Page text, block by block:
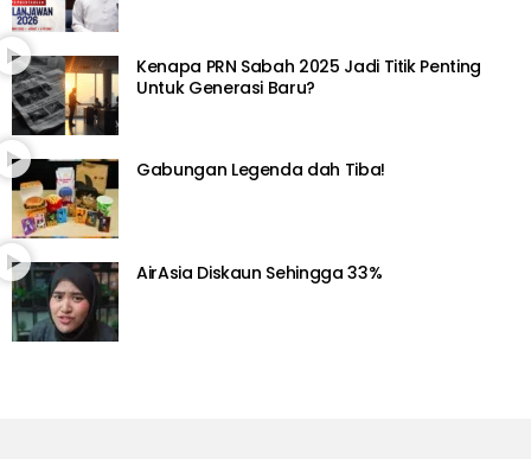
Kenapa PRN Sabah 2025 Jadi Titik Penting
Untuk Generasi Baru?
Gabungan Legenda dah Tiba!
AirAsia Diskaun Sehingga 33%